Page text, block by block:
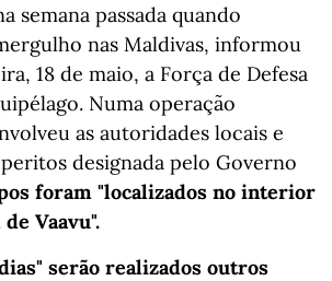
semana passada quando
nas Maldivas, informou
18 de maio, a Força de Defesa
Numa operação
as autoridades locais e
designada pelo Governo
foram "localizados no interior
Vaavu".
serão realizados outros